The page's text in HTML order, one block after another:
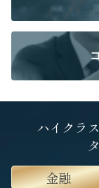
ハイクラ
金融